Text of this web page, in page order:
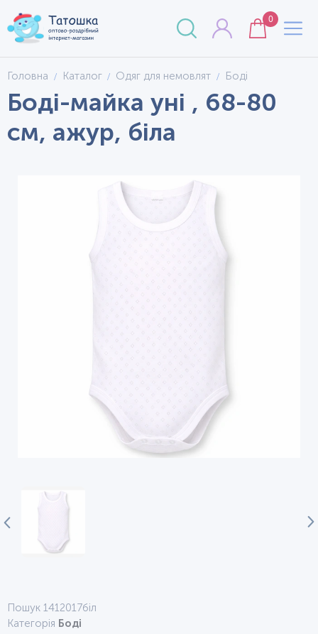
0
Головна Каталог Одяг для немовлят Боді
Боді-майка уні , 68-80
см, ажур, біла
Пошук 1412017біл
Категорія Боді